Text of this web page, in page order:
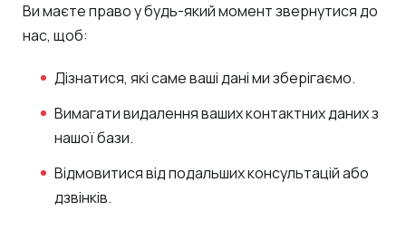
Ви маєте право у будь-який момент звернутися до
нас, щоб:
Дізнатися, які саме ваші дані ми зберігаємо.
Вимагати видалення ваших контактних даних з
нашої бази.
Відмовитися від подальших консультацій або
дзвінків.